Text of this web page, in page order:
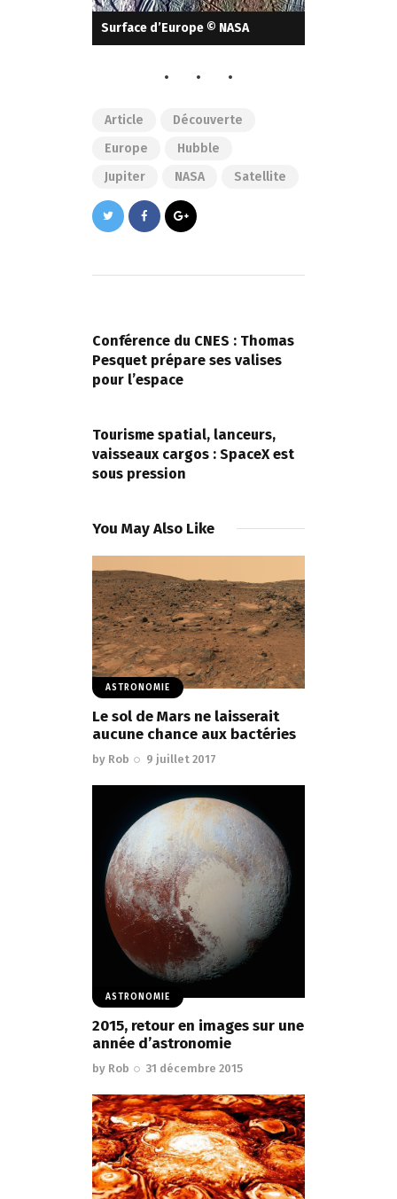
Surface d’Europe © NASA
Article
Découverte
Europe
Hubble
Jupiter
NASA Satellite
l’article
Conférence du CNES : Thomas
Pesquet prépare ses valises
pour l’espace
Tourisme spatial, lanceurs,
vaisseaux cargos : SpaceX est
sous pression
You May Also Like
ASTRONOMIE
Le sol de Mars ne laisserait
aucune chance aux bactéries
by Rob 9 juillet 2017
ASTRONOMIE
2015, retour en images sur une
année d’astronomie
by Rob 31 décembre 2015